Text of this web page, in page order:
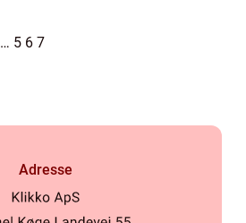
… 5 6 7
Adresse